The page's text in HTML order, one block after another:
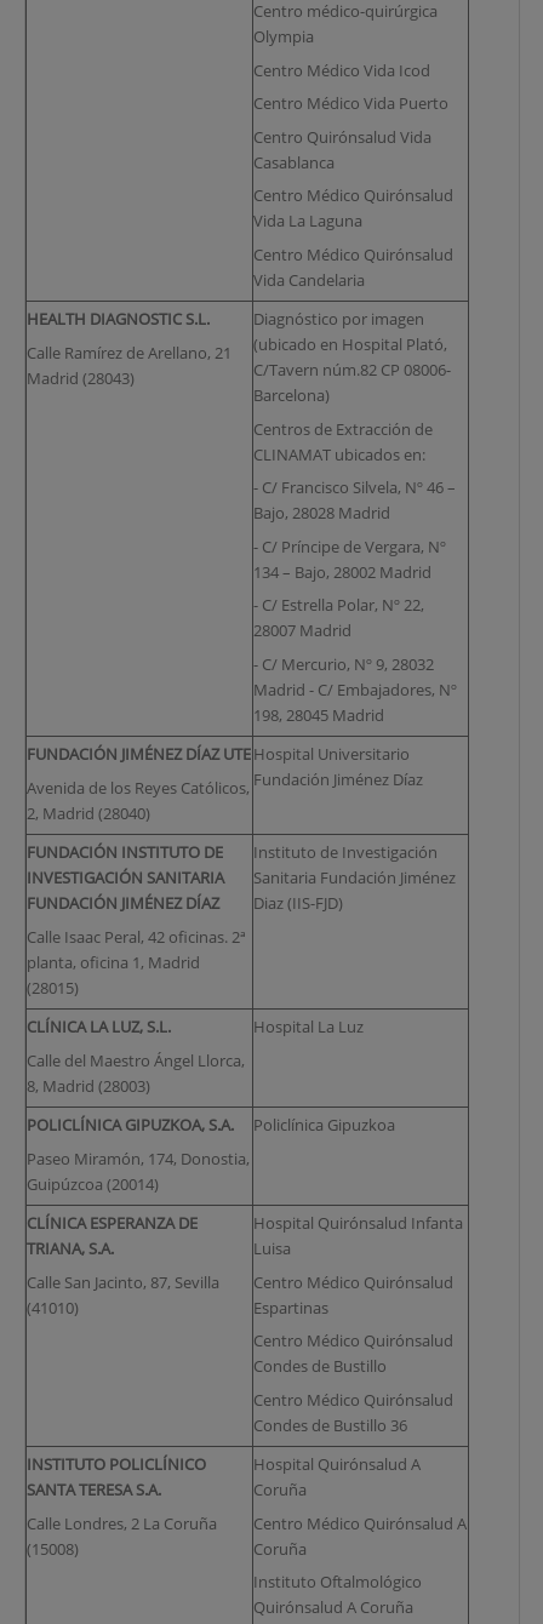
Centro médico-quirúrgica
Olympia
Centro Médico Vida Icod
Centro Médico Vida Puerto
Centro Quirónsalud Vida
Casablanca
Centro Médico Quirónsalud
Vida La Laguna
Centro Médico Quirónsalud
Vida Candelaria
HEALTH DIAGNOSTIC S.L.
Calle Ramírez de Arellano, 21
Madrid (28043)
Diagnóstico por imagen
(ubicado en Hospital Plató,
C/Tavern núm.82 CP 08006-
Barcelona)
Centros de Extracción de
CLINAMAT ubicados en:
- C/ Francisco Silvela, Nº 46 –
Bajo, 28028 Madrid
- C/ Príncipe de Vergara, Nº
134 – Bajo, 28002 Madrid
- C/ Estrella Polar, Nº 22,
28007 Madrid
- C/ Mercurio, Nº 9, 28032
Madrid - C/ Embajadores, Nº
198, 28045 Madrid
FUNDACIÓN JIMÉNEZ DÍAZ UTE
Avenida de los Reyes Católicos,
2, Madrid (28040)
Hospital Universitario
Fundación Jiménez Díaz
FUNDACIÓN INSTITUTO DE
INVESTIGACIÓN SANITARIA
FUNDACIÓN JIMÉNEZ DÍAZ
Calle Isaac Peral, 42 oficinas. 2ª
planta, oficina 1, Madrid
(28015)
Instituto de Investigación
Sanitaria Fundación Jiménez
Diaz (IIS-FJD)
CLÍNICA LA LUZ, S.L.
Calle del Maestro Ángel Llorca,
8, Madrid (28003)
Hospital La Luz
POLICLÍNICA GIPUZKOA, S.A.
Paseo Miramón, 174, Donostia,
Guipúzcoa (20014)
Policlínica Gipuzkoa
CLÍNICA ESPERANZA DE
TRIANA, S.A.
Calle San Jacinto, 87, Sevilla
(41010)
Hospital Quirónsalud Infanta
Luisa
Centro Médico Quirónsalud
Espartinas
Centro Médico Quirónsalud
Condes de Bustillo
Centro Médico Quirónsalud
Condes de Bustillo 36
INSTITUTO POLICLÍNICO
SANTA TERESA S.A.
Calle Londres, 2 La Coruña
(15008)
Hospital Quirónsalud A
Coruña
Centro Médico Quirónsalud A
Coruña
Instituto Oftalmológico
Quirónsalud A Coruña